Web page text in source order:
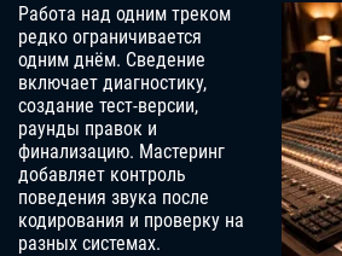
Работа над одним треком
редко ограничивается
одним днём. Сведение
включает диагностику,
создание тест-версии,
раунды правок и
финализацию. Мастеринг
добавляет контроль
поведения звука после
кодирования и проверку на
разных системах.